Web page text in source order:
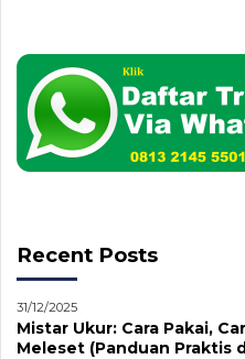
Recent Posts
31/12/2025
Mistar Ukur: Cara Pakai,
Meleset (Panduan Praktis